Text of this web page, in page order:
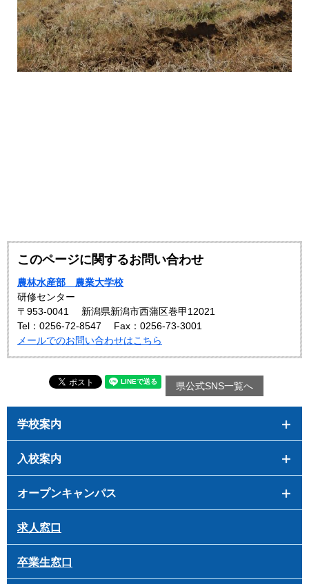
このページに関するお問い合わせ
農林水産部 農業大学校
研修センター
〒953-0041
新潟県新潟市西蒲区巻甲12021
Tel：0256-72-8547
Fax：0256-73-3001
メールでのお問い合わせはこちら
県公式SNS一覧へ
学校案内
入校案内
オープンキャンパス
求人窓口
卒業生窓口